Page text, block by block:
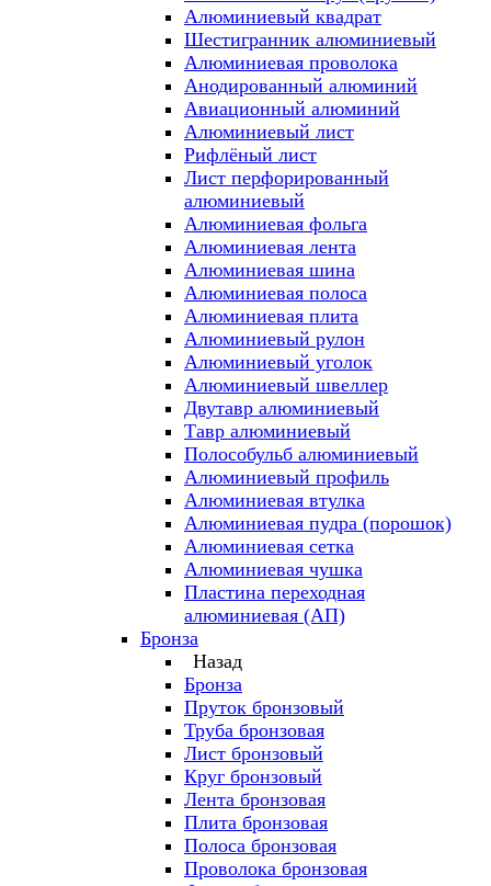
Алюминиевый квадрат
Шестигранник алюминиевый
Алюминиевая проволока
Анодированный алюминий
Авиационный алюминий
Алюминиевый лист
Рифлёный лист
Лист перфорированный
алюминиевый
Алюминиевая фольга
Алюминиевая лента
Алюминиевая шина
Алюминиевая полоса
Алюминиевая плита
Алюминиевый рулон
Алюминиевый уголок
Алюминиевый швеллер
Двутавр алюминиевый
Тавр алюминиевый
Полособульб алюминиевый
Алюминиевый профиль
Алюминиевая втулка
Алюминиевая пудра (порошок)
Алюминиевая сетка
Алюминиевая чушка
Пластина переходная
алюминиевая (АП)
Бронза
Назад
Бронза
Пруток бронзовый
Труба бронзовая
Лист бронзовый
Круг бронзовый
Лента бронзовая
Плита бронзовая
Полоса бронзовая
Проволока бронзовая